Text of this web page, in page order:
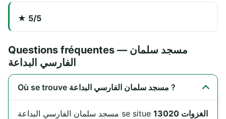
★ 5/5
Questions fréquentes — مسجد سلمان
الفارسي البداعة
Où se trouve مسجد سلمان الفارسي البداعة ?
مسجد سلمان الفارسي البداعة se situe الغزوات 13020